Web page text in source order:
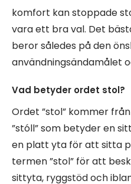
komfort kan stoppade
vara ett bra val. Det
beror således på den
användningsändamålet
Vad betyder ordet stol?
Ordet ”stol” kommer
”stóll” som betyder en
en platt yta för att sitta
termen ”stol” för att
sittyta, ryggstöd och